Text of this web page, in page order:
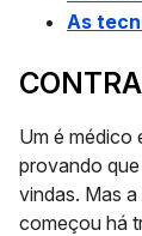
As
Um é médico
provando
vindas. Mas
começou há